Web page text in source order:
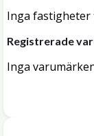
Inga fastigheter
Registrerade
Inga